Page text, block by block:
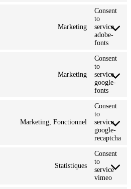
Marketing
Consent
to
service
adobe-
fonts
Marketing
Consent
to
service
google-
fonts
Marketing, Fonctionnel
Consent
to
service
google-
recaptcha
Statistiques
Consent
to
service
vimeo